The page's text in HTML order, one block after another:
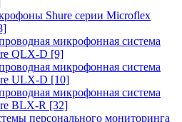
Shure серии Microflex
микрофонная система
QLX-D [9]
микрофонная система
ULX-D [10]
микрофонная система
BLX-R [32]
персонального мониторинга